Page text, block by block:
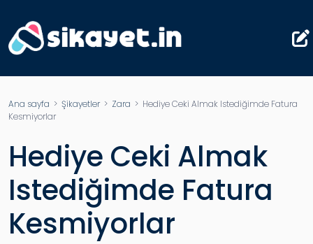
Ana sayfa > Şikayetler> Zara > Hediye Ceki Almak Istediğimde Fatura
Kesmiyorlar
Hediye Ceki Almak
Istediğimde Fatura
Kesmiyorlar